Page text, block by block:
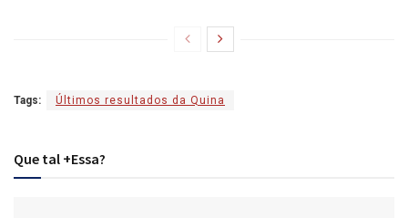
Tags: Últimos resultados da Quina
Que tal +Essa?